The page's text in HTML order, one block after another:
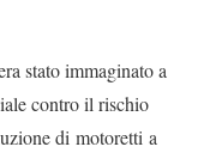
stato immaginato a
contro il rischio
di motoretti a